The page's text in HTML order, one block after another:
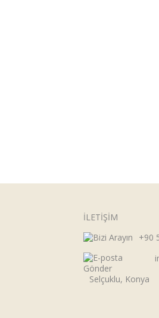
İLETİŞİM
+90
Selçuklu, Konya